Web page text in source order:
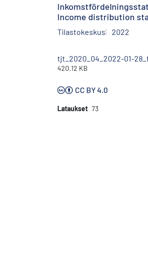
Income distribution
Tilastokeskus 2022
tjt_2020_04_2022-01-
420.12 KB
CC BY 4.0
Lataukset 73